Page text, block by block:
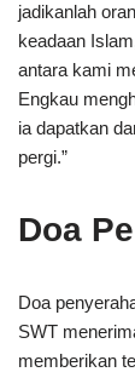
jadikanlah
keadaan
antara kami
Engkau
ia dapatkan
pergi.”
Doa
Doa
SWT
memberikan